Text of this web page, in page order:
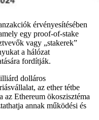
érvényesítésében
egy proof-of-stake
vagy „stakerek”
a hálózat
fordítják.
dolláros
az ether tétbe
az Ethereum ökoszisztéma
annak működési és